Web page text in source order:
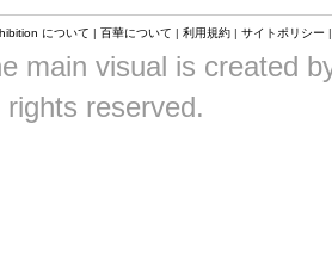
について | 百華について | 利用規約 | サイトポリシー
main visual is created
rights reserved.